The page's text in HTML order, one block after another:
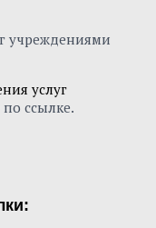
услуг
ссылке.